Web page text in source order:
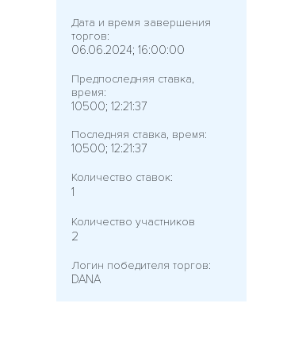
Дата и время завершения
торгов:
06.06.2024; 16:00:00
Предпоследняя ставка,
время:
10500; 12:21:37
Последняя ставка, время:
10500; 12:21:37
Количество ставок:
1
Количество участников
2
Логин победителя торгов:
DANA